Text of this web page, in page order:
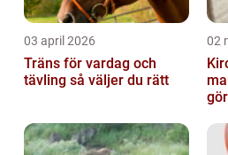
03 april 2026
Träns för vardag och
tävling så väljer du rätt
02